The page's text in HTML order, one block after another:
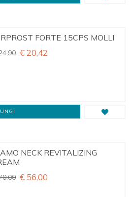
SpA
FORTE 15CPS MOLLI
€ 20,42
NECK REVITALIZING
€ 56,00